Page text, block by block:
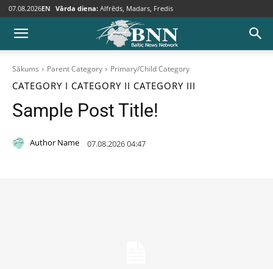
07.08.2026EN Vārda diena: Alfrēds, Madars, Fredis
Sākums Parent Category Primary/Child Category
CATEGORY I CATEGORY II CATEGORY III
Sample Post Title!
Author Name 07.08.2026 04:47